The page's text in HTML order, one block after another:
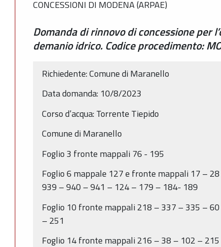
CONCESSIONI DI MODENA (ARPAE)
Domanda di rinnovo di concessione per
demanio idrico. Codice procedimento:
Richiedente: Comune di Maranello
Data domanda: 10/8/2023
Corso d’acqua: Torrente Tiepido
Comune di Maranello
Foglio 3 fronte mappali 76 - 195
Foglio 6 mappale 127 e fronte mappali 17 –
939 – 940 – 941 – 124 – 179 – 184- 189
Foglio 10 fronte mappali 218 – 337 – 335 –
– 251
Foglio 14 fronte mappali 216 – 38 – 102 –